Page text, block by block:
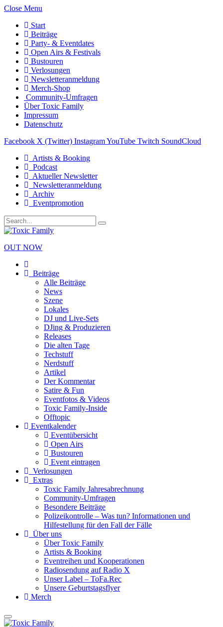
Close Menu
Start
Beiträge
Party- & Eventdates
Open Airs & Festivals
Bustouren
Verlosungen
Newsletteranmeldung
Merch-Shop
Community-Umfragen
Über Toxic Family
Impressum
Datenschutz
Facebook X (Twitter) InstagramYouTube Twitch SoundCloud
Artists & Booking
Podcast
Aktueller Newsletter
Newsletteranmeldung
Archiv
Eventpromotion
OUT NOW
Beiträge
Alle Beiträge
News
Szene
Lokales
DJ und Live-Sets
DJing & Produzieren
Releases
Die alten Tage
Techstuff
Nerdstuff
Artikel
Der Kommentar
Satire & Fun
Eventfotos & Videos
Toxic Family-Inside
Offtopic
Eventkalender
Eventübersicht
Open Airs
Bustouren
Event eintragen
Verlosungen
Extras
Toxic Family Jahresabrechnung
Community-Umfragen
Besondere Beiträge
Polizeikontrolle – Was tun? Informationen und
Hilfestellung für den Fall der Fälle
Über uns
Über Toxic Family
Artists & Booking
Eventreihen und Kooperationen
Radiosendung auf Radio X
Unser Label – ToFa.Rec
Unsere Geburtstagsflyer
Merch